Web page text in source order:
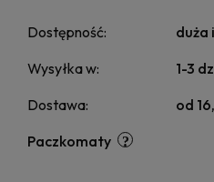
Dostępność:
duża
Wysyłka w:
1-3
Dostawa:
od
Paczkomaty